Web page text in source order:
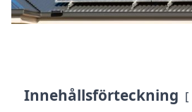
Innehållsförteckning